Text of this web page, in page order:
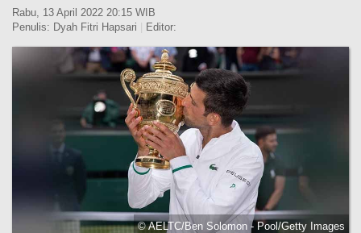
LIGA JERMAN
LIGA EUROPA
KOMUNITAS SEHAT
Rabu, 13 April 2022 20:15 WIB
Penulis: Dyah Fitri Hapsari Editor:
© AELTC/Ben Solomon - Pool/Getty Images